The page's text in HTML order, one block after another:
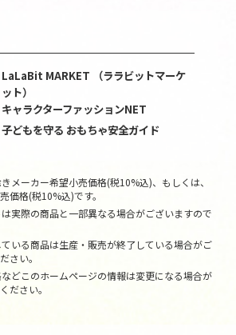
LaLaBit MARKET （ララビットマーケ
ット）
キャラクターファッションNET
子どもを守る おもちゃ安全ガイド
メーカー希望小売価格(税10%込)、もしくは、
価格(税10%込)です。
実際の商品と一部異なる場合がございますので
いる商品は生産・販売が終了している場合がご
さい。
どこのホームページの情報は変更になる場合が
ださい。